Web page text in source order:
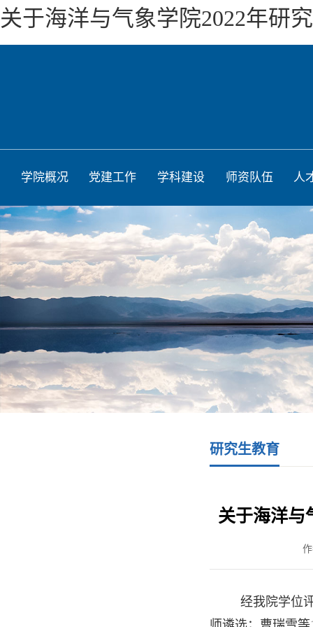
关于海洋与气象学院2022年研
学院概况 党建工作 学科建设 师资队伍 人
研究生教育
关于海洋与
经我院学位